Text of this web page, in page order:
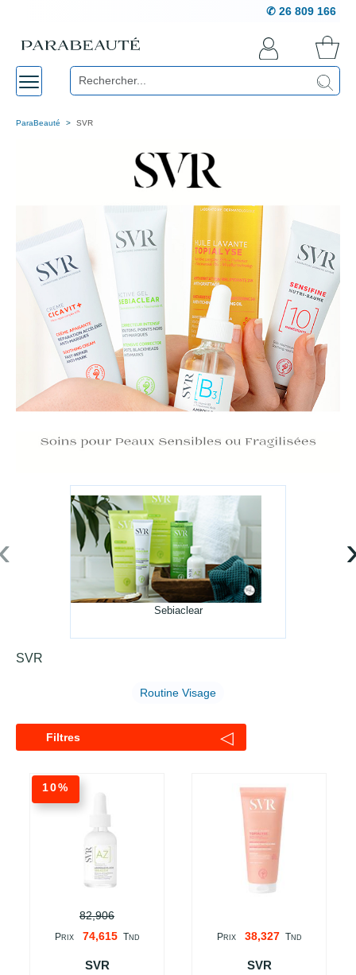
✆ 26 809 166
ParaBeauté SVR
Sebiaclear
SVR
Routine Visage
Filtres ◁
10%
82,906
PRIX 74,615 TND
SVR
PRIX 38,327 TND
SVR